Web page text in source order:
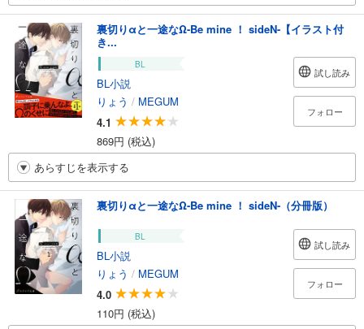
裏切りαと一途なΩ-Be mine ！ sideN-【イラスト付
き...
BL
BL小説
りょう / MEGUM
4.1
869円 (税込)
試し読み
フォロー
あらすじを表示する
裏切りαと一途なΩ-Be mine ！ sideN-（分冊版）
BL
BL小説
りょう / MEGUM
4.0
110円 (税込)
試し読み
フォロー